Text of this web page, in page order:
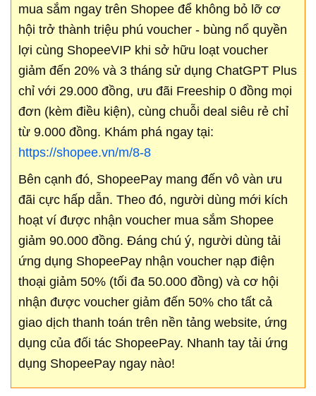
mua sắm ngay trên Shopee để không bỏ lỡ cơ
hội trở thành triệu phú voucher - bùng nổ quyền
lợi cùng ShopeeVIP khi sở hữu loạt voucher
giảm đến 20% và 3 tháng sử dụng ChatGPT Plus
chỉ với 29.000 đồng, ưu đãi Freeship 0 đồng mọi
đơn (kèm điều kiện), cùng chuỗi deal siêu rẻ chỉ
từ 9.000 đồng. Khám phá ngay tại:
https://shopee.vn/m/8-8
Bên cạnh đó, ShopeePay mang đến vô vàn ưu
đãi cực hấp dẫn. Theo đó, người dùng mới kích
hoạt ví được nhận voucher mua sắm Shopee
giảm 90.000 đồng. Đáng chú ý, người dùng tải
ứng dụng ShopeePay nhận voucher nạp điện
thoại giảm 50% (tối đa 50.000 đồng) và cơ hội
nhận được voucher giảm đến 50% cho tất cả
giao dịch thanh toán trên nền tảng website, ứng
dụng của đối tác ShopeePay. Nhanh tay tải ứng
dụng ShopeePay ngay nào!